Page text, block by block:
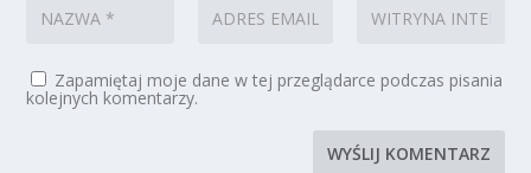
Zapamiętaj moje dane w tej przeglądarce podczas pisania
kolejnych komentarzy.